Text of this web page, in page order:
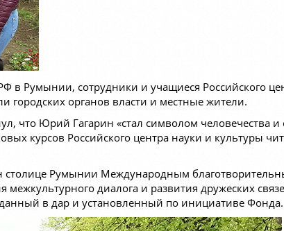
в Румынии, сотрудники и учащиеся Российского
городских органов власти и местные жители.
что Юрий Гагарин «стал символом человечества и
курсов Российского центра науки и культуры
столице Румынии Международным
диалога и развития дружеских
в дар и установленный по инициативе Фонда.